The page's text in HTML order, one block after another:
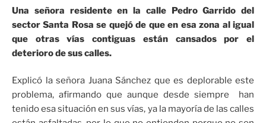
Una señora residente en la calle Pedro Garrido del
sector Santa Rosa se quejó de que en esa zona al igual
que otras vías contiguas están cansados por el
deterioro de sus calles.
Explicó la señora Juana Sánchez que es deplorable este
problema, afirmando que aunque desde siempre han
tenido esa situación en sus vías, ya la mayoría de las calles